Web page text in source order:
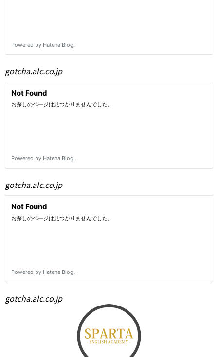
gotcha.alc.co.jp
gotcha.alc.co.jp
gotcha.alc.co.jp